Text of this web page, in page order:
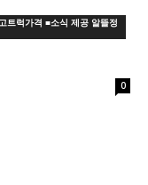
트럭가격 ■소식 제공 알뜰정
0